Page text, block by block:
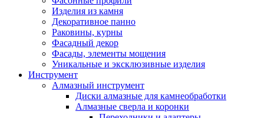
Изделия из камня
Декоративное панно
Раковины, курны
Фасадный декор
Фасады, элементы мощения
Уникальные и эксклюзивные изделия
Инструмент
Алмазный инструмент
Диски алмазные для камнеобработки
Алмазные сверла и коронки